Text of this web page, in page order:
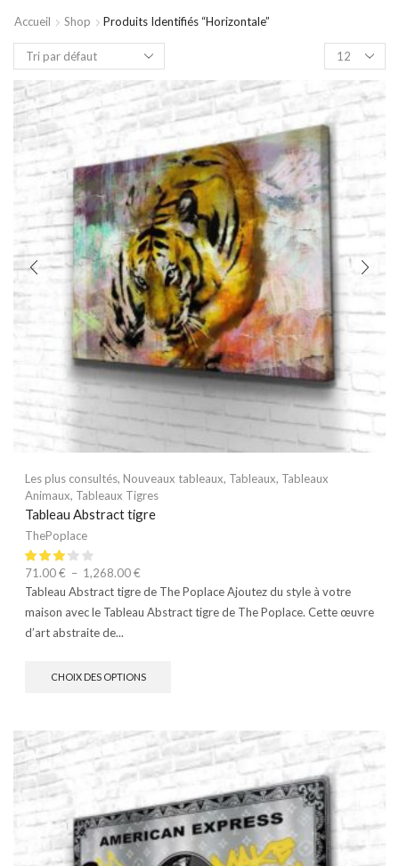
Accueil Shop Produits Identifiés “horizontale”
Les plus consultés, Nouveaux tableaux, Tableaux, Tableaux
Animaux, Tableaux Tigres
Tableau Abstract tigre
ThePoplace
71.00€ – 1,268.00€
Tableau Abstract tigre de The Poplace Ajoutez du style à votre
maison avec le Tableau Abstract tigre de The Poplace. Cette œuvre
d’art abstraite de...
CHOIX DES OPTIONS